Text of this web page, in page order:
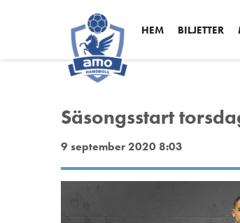
HEM BILJETTER
Säsongsstart
9 september 2020 8:03